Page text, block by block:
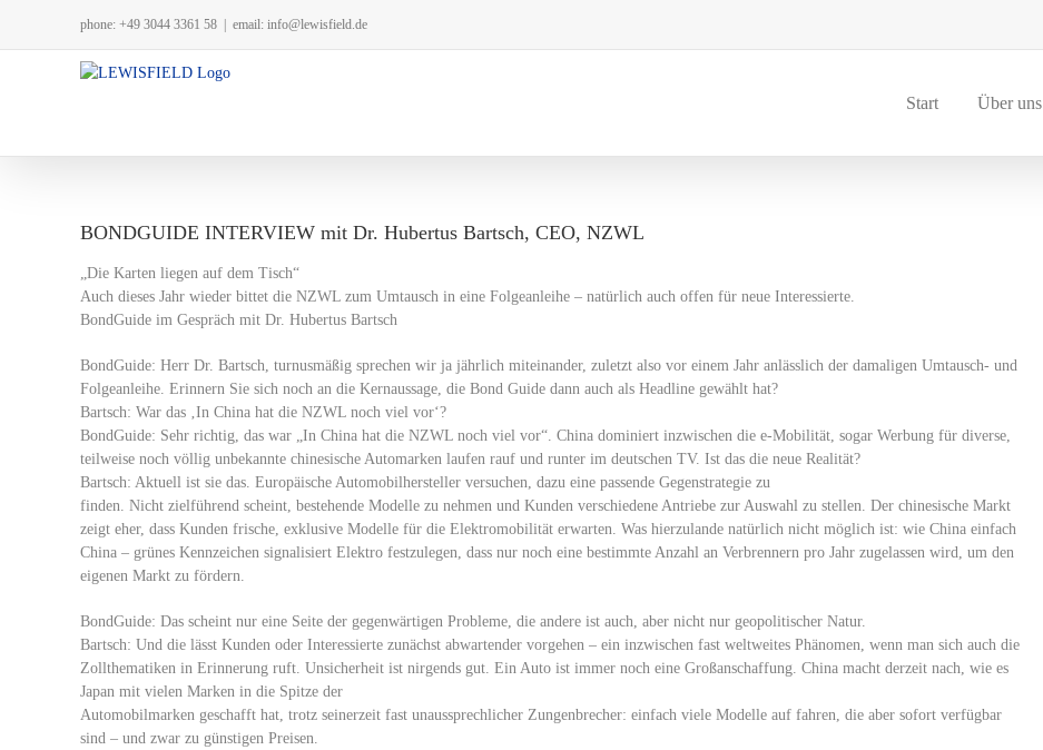
phone: +49 3044 3361 58 email: info@lewisfield.de
Start Über uns
BONDGUIDE INTERVIEW mit Dr. Hubertus Bartsch, CEO, NZWL
„Die Karten liegen auf dem Tisch“
Auch dieses Jahr wieder bittet die NZWL zum Umtausch in eine Folgeanleihe – natürlich auch offen für neue Interessierte.
BondGuide im Gespräch mit Dr. Hubertus Bartsch
BondGuide: Herr Dr. Bartsch, turnusmäßig sprechen wir ja jährlich miteinander, zuletzt also vor einem Jahr anlässlich der damaligen Umtausch- und
Folgeanleihe. Erinnern Sie sich noch an die Kernaussage, die Bond Guide dann auch als Headline gewählt hat?
Bartsch: War das ‚In China hat die NZWL noch viel vor‘?
BondGuide: Sehr richtig, das war „In China hat die NZWL noch viel vor“. China dominiert inzwischen die e-Mobilität, sogar Werbung für diverse,
teilweise noch völlig unbekannte chinesische Automarken laufen rauf und runter im deutschen TV. Ist das die neue Realität?
Bartsch: Aktuell ist sie das. Europäische Automobilhersteller versuchen, dazu eine passende Gegenstrategie zu
finden. Nicht zielführend scheint, bestehende Modelle zu nehmen und Kunden verschiedene Antriebe zur Auswahl zu stellen. Der chinesische Markt
zeigt eher, dass Kunden frische, exklusive Modelle für die Elektromobilität erwarten. Was hierzulande natürlich nicht möglich ist: wie China einfach
China – grünes Kennzeichen signalisiert Elektro festzulegen, dass nur noch eine bestimmte Anzahl an Verbrennern pro Jahr zugelassen wird, um den
eigenen Markt zu fördern.
BondGuide: Das scheint nur eine Seite der gegenwärtigen Probleme, die andere ist auch, aber nicht nur geopolitischer Natur.
Bartsch: Und die lässt Kunden oder Interessierte zunächst abwartender vorgehen – ein inzwischen fast weltweites Phänomen, wenn man sich auch die
Zollthematiken in Erinnerung ruft. Unsicherheit ist nirgends gut. Ein Auto ist immer noch eine Großanschaffung. China macht derzeit nach, wie es
Japan mit vielen Marken in die Spitze der
Automobilmarken geschafft hat, trotz seinerzeit fast unaussprechlicher Zungenbrecher: einfach viele Modelle auf fahren, die aber sofort verfügbar
sind – und zwar zu günstigen Preisen.